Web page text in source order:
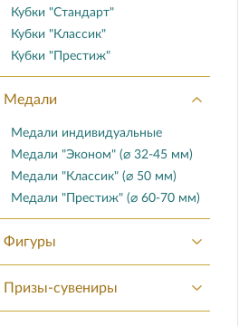
Кубки "Стандарт"
Кубки "Классик"
Кубки "Престиж"
Медали
Медали индивидуальные
Медали "Эконом" (⌀ 32-45 мм)
Медали "Классик" (⌀ 50 мм)
Медали "Престиж" (⌀ 60-70 мм)
Фигуры
Призы-сувениры